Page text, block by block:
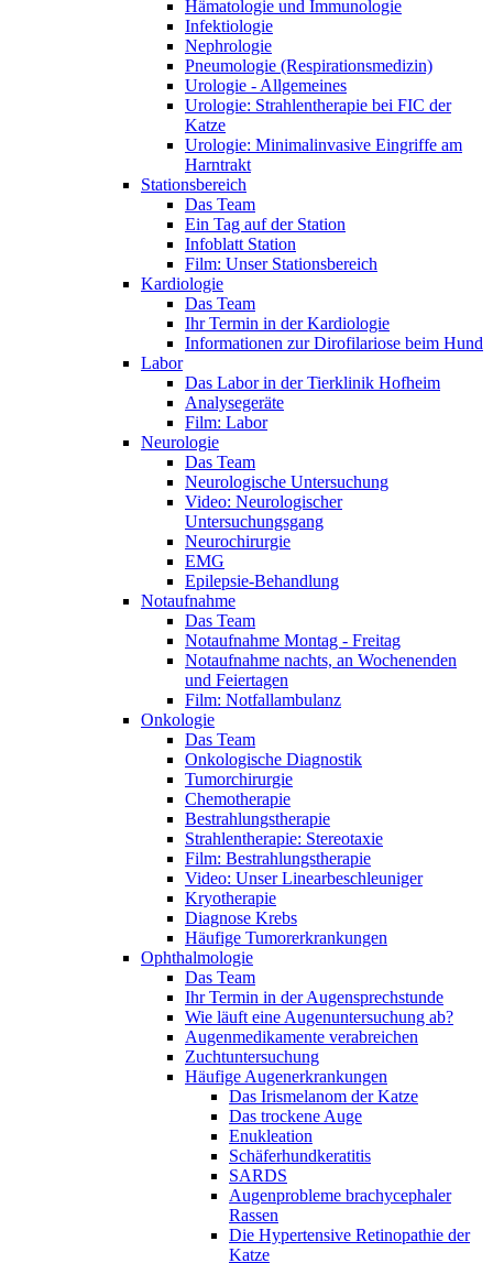
Hämatologie und Immunologie
Infektiologie
Nephrologie
Pneumologie (Respirationsmedizin)
Urologie - Allgemeines
Urologie: Strahlentherapie bei FIC der
Katze
Urologie: Minimalinvasive Eingriffe am
Harntrakt
Stationsbereich
Das Team
Ein Tag auf der Station
Infoblatt Station
Film: Unser Stationsbereich
Kardiologie
Das Team
Ihr Termin in der Kardiologie
Informationen zur Dirofilariose beim Hund
Labor
Das Labor in der Tierklinik Hofheim
Analysegeräte
Film: Labor
Neurologie
Das Team
Neurologische Untersuchung
Video: Neurologischer
Untersuchungsgang
Neurochirurgie
EMG
Epilepsie-Behandlung
Notaufnahme
Das Team
Notaufnahme Montag - Freitag
Notaufnahme nachts, an Wochenenden
und Feiertagen
Film: Notfallambulanz
Onkologie
Das Team
Onkologische Diagnostik
Tumorchirurgie
Chemotherapie
Bestrahlungstherapie
Strahlentherapie: Stereotaxie
Film: Bestrahlungstherapie
Video: Unser Linearbeschleuniger
Kryotherapie
Diagnose Krebs
Häufige Tumorerkrankungen
Ophthalmologie
Das Team
Ihr Termin in der Augensprechstunde
Wie läuft eine Augenuntersuchung ab?
Augenmedikamente verabreichen
Zuchtuntersuchung
Häufige Augenerkrankungen
Das Irismelanom der Katze
Das trockene Auge
Enukleation
Schäferhundkeratitis
SARDS
Augenprobleme brachycephaler
Rassen
Die Hypertensive Retinopathie der
Katze